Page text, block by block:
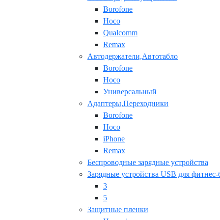
Borofone
Hoco
Qualcomm
Remax
Автодержатели,Автотабло
Borofone
Hoco
Универсальный
Адаптеры,Переходники
Borofone
Hoco
iPhone
Remax
Беспроводные зарядные устройства
Зарядные устройства USB для фитнес-
3
5
Защитные пленки